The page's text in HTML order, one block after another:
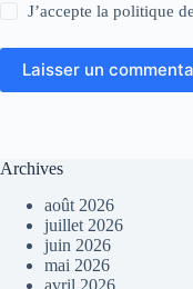
J’accepte lapolitique
Laisser un
Archives
août 2026
juillet 2026
juin 2026
mai 2026
avril 2026